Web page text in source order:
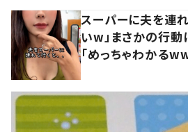
スーパーに夫を連
いw」まさかの行動
「めっちゃわかる